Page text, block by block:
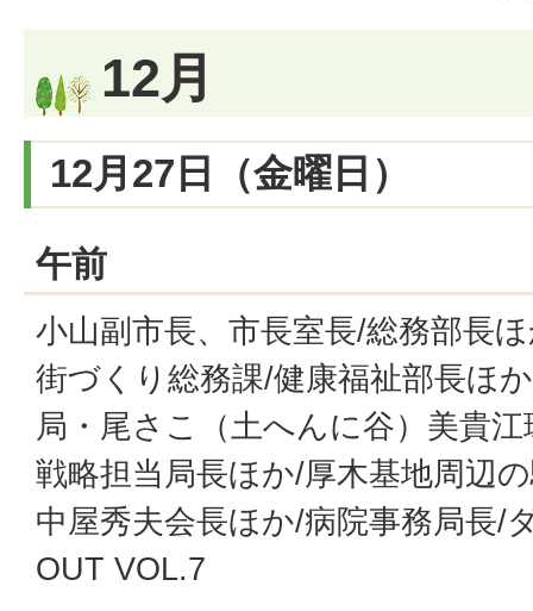
12月
12月27日（金曜日）
午前
小山副市長、市長室長/総務部長
街づくり総務課/健康福祉部長ほ
局・尾さこ（土へんに谷）美貴
戦略担当局長ほか/厚木基地周辺
中屋秀夫会長ほか/病院事務局長/
OUT VOL.7